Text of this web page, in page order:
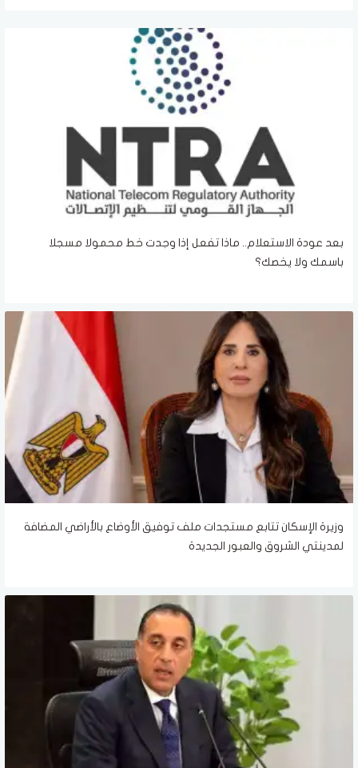
بعد عودة الاستعلام.. ماذا تفعل إذا وجدت خط محمولا مسجلا
باسمك ولا يخصك؟
وزيرة الإسكان تتابع مستجدات ملف توفيق الأوضاع بالأراضي المضافة
لمدينتي الشروق والعبور الجديدة